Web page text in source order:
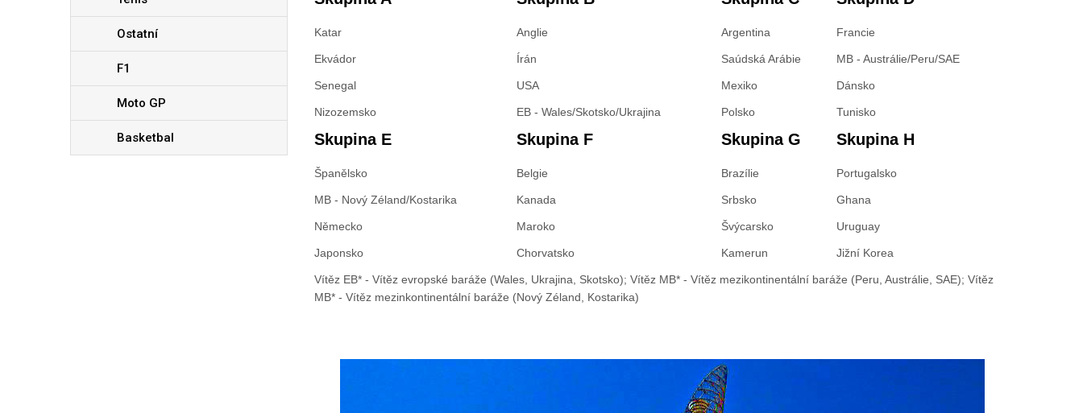
Katar Anglie Argentina Francie
Ekvádor Írán Saúdská Arábie MB - Austrálie/Peru/SAE
Senegal USA Mexiko Dánsko
Nizozemsko EB - Wales/Skotsko/Ukrajina Polsko Tunisko
Skupina E Skupina F Skupina G Skupina H
Španělsko Belgie Brazílie Portugalsko
MB - Nový Zéland/Kostarika Kanada Srbsko Ghana
Německo Maroko Švýcarsko Uruguay
Japonsko Chorvatsko Kamerun Jižní Korea
Vítěz EB* - Vítěz evropské baráže (Wales, Ukrajina, Skotsko); Vítěz MB* - Vítěz mezikontinentální baráže (Peru, Austrálie, SAE); Vítěz
MB* - Vítěz mezinkontinentální baráže (Nový Zéland, Kostarika)
Ostatní
F1
Moto GP
Basketbal